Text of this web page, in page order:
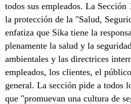
todos sus empleados. La Sección
la protección de la "Salud,
enfatiza que Sika tiene la
plenamente la salud y la
ambientales y las directrices
empleados, los clientes, el
general. La sección pide a todos
que "promuevan una cultura de